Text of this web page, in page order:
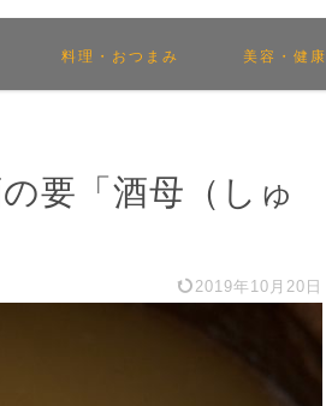
料理・おつまみ 美容・健康
要「酒母（しゅ
2019年10月20日